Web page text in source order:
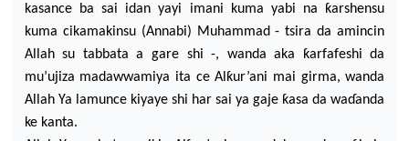
kasance ba sai idan yayi imani kuma yabi na ƙarshensu
kuma cikamakinsu (Annabi) Muhammad - tsira da amincin
Allah su tabbata a gare shi -, wanda aka ƙarfafeshi da
mu’ujiza madawwamiya ita ce Alƙur’ani mai girma,wanda
Allah Ya lamunce kiyaye shi har sai ya gaje ƙasa da waɗanda
ke kanta.